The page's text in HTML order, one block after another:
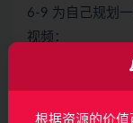
6-9 为自己规划
视频：
6-10 需求提出
6-11 实践：编
根据资源的价值